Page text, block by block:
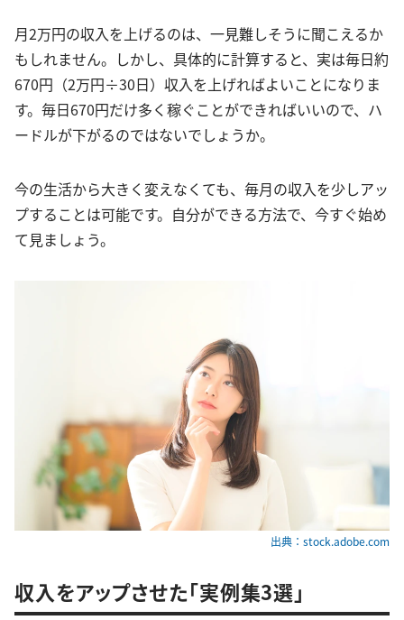
月2万円の収入を上げるのは、一見難しそうに聞こえるか
もしれません。しかし、具体的に計算すると、実は毎日約
670円（2万円÷30日）収入を上げればよいことになりま
す。毎日670円だけ多く稼ぐことができればいいので、ハ
ードルが下がるのではないでしょうか。
今の生活から大きく変えなくても、毎月の収入を少しアッ
プすることは可能です。自分ができる方法で、今すぐ始め
て見ましょう。
出典：stock.adobe.com
収入をアップさせた「実例集3選」